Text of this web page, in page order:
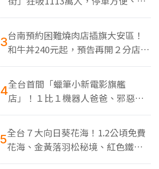
色美食多
3台南預約困難燒肉店插旗大安區！
和牛丼240元起，預告再開２分店、
地點曝光
4全台首間「蠟筆小新電影旗艦
店」！１比１機器人爸爸、邪惡正
男，百款周邊買翻
5全台７大向日葵花海！1.2公頃免費
花海、金黃落羽松秘境、紅色鐵橋
同框